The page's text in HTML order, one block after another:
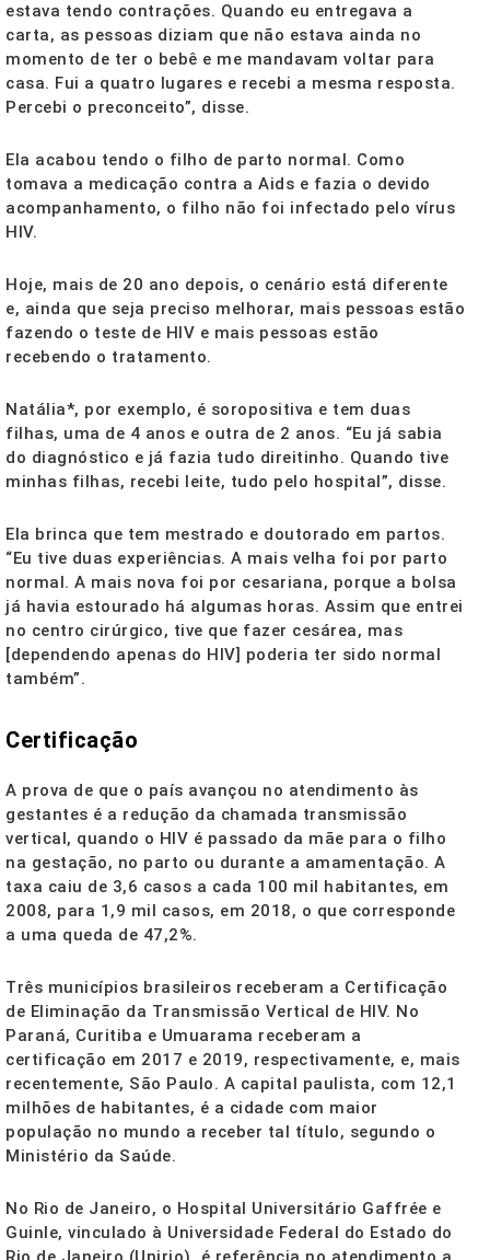
estava tendo contrações. Quando eu entregava a
carta, as pessoas diziam que não estava ainda no
momento de ter o bebê e me mandavam voltar para
casa. Fui a quatro lugares e recebi a mesma resposta.
Percebi o preconceito”, disse.
Ela acabou tendo o filho de parto normal. Como
tomava a medicação contra a Aids e fazia o devido
acompanhamento, o filho não foi infectado pelo vírus
HIV.
Hoje, mais de 20 ano depois, o cenário está diferente
e, ainda que seja preciso melhorar, mais pessoas estão
fazendo o teste de HIV e mais pessoas estão
recebendo o tratamento.
Natália*, por exemplo, é soropositiva e tem duas
filhas, uma de 4 anos e outra de 2 anos. “Eu já sabia
do diagnóstico e já fazia tudo direitinho. Quando tive
minhas filhas, recebi leite, tudo pelo hospital”, disse.
Ela brinca que tem mestrado e doutorado em partos.
“Eu tive duas experiências. A mais velha foi por parto
normal. A mais nova foi por cesariana, porque a bolsa
já havia estourado há algumas horas. Assim que entrei
no centro cirúrgico, tive que fazer cesárea, mas
[dependendo apenas do HIV] poderia ter sido normal
também”.
Certificação
A prova de que o país avançou no atendimento às
gestantes é a redução da chamada transmissão
vertical, quando o HIV é passado da mãe para o filho
na gestação, no parto ou durante a amamentação. A
taxa caiu de 3,6 casos a cada 100 mil habitantes, em
2008, para 1,9 mil casos, em 2018, o que corresponde
a uma queda de 47,2%.
Três municípios brasileiros receberam a Certificação
de Eliminação da Transmissão Vertical de HIV. No
Paraná, Curitiba e Umuarama receberam a
certificação em 2017 e 2019, respectivamente, e, mais
recentemente, São Paulo. A capital paulista, com 12,1
milhões de habitantes, é a cidade com maior
população no mundo a receber tal título, segundo o
Ministério da Saúde.
No Rio de Janeiro, o Hospital Universitário Gaffrée e
Guinle, vinculado à Universidade Federal do Estado do